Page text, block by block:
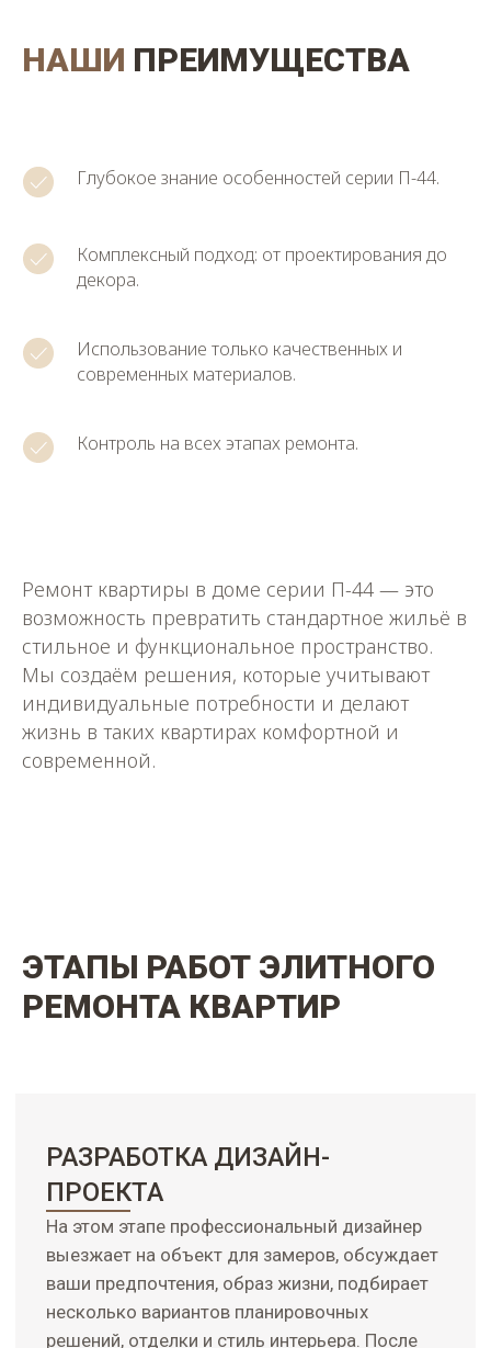
НАШИ ПРЕИМУЩЕСТВА
Глубокое знание особенностей серии П-44.
Комплексный подход: от проектирования до
декора.
Использование только качественных и
современных материалов.
Контроль на всех этапах ремонта.
Ремонт квартиры в доме серии П-44 — это
возможность превратить стандартное жильё в
стильное и функциональное пространство.
Мы создаём решения, которые учитывают
индивидуальные потребности и делают
жизнь в таких квартирах комфортной и
современной.
ЭТАПЫ РАБОТ ЭЛИТНОГО
РЕМОНТА КВАРТИР